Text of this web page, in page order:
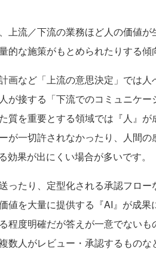
上流／下流の業務ほど人の価値が
的な施策がもとめられたりする傾
画など「上流の意思決定」では人
が接する「下流でのコミュニケ
質を重要とする領域では『人』
が一切許されなかったり、人間の
果が出にくい場合が多いです。
たり、定型化される承認フロー
値を大量に提供する『AI』が成果
程度明確だが答えが一意でない
数人がレビュー・承認するものな